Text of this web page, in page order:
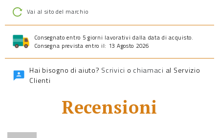
Vai al sito del marchio
Consegnato entro 5 giorni lavorativi dalla data di acquisto.
Consegna prevista entro il: 13 Agosto 2026
Hai bisogno di aiuto? Scrivici o chiamaci al Servizio
Clienti
Recensioni